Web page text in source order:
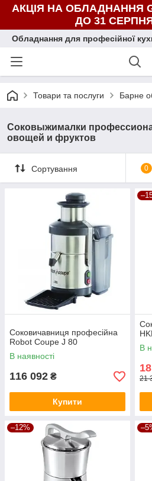
АКЦІЯ НА ОБЛАДНАННЯ
ДО 31
Обладнання для професійної
Товари та послуги Барне
Соковыжималки
овощей и фруктов
Сортування 0
Соковичавниця професійна
Robot Coupe J 80
В наявності
116 092 ₴
Купити
В
21
–12%